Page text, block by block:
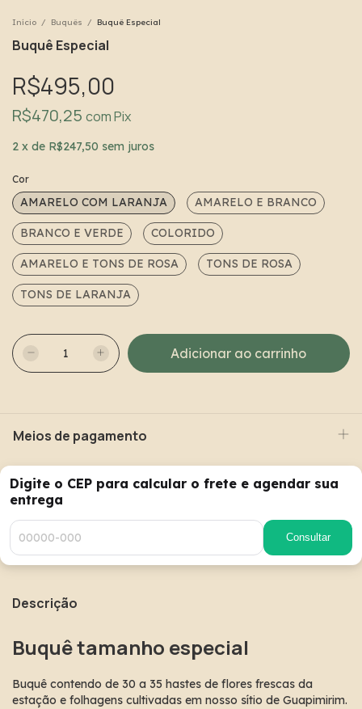
Início / Buquês / Buquê Especial
Buquê Especial
R$495,00
R$470,25 comPix
2 x de R$247,50 sem juros
Cor
AMARELO COM LARANJA AMARELO E BRANCO
BRANCO E VERDE COLORIDO
AMARELO E TONS DE ROSA TONS DE ROSA
TONS DE LARANJA
Meios de pagamento
Digite o CEP para calcular o frete e agendar sua
entrega
Consultar
Descrição
Buquê tamanho especial
Buquê contendo de 30 a 35 hastes de flores frescas da
estação e folhagens cultivadas em nosso sítio de Guapimirim.